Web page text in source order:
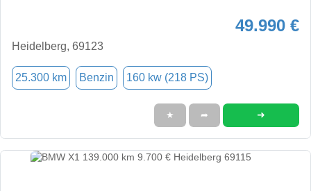
49.990 €
Heidelberg, 69123
25.300 km Benzin 160 kw (218 PS)
★ ➦ ➜